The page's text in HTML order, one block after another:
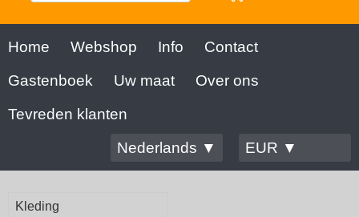
Home Webshop Info
Contact
Gastenboek
Uw maat
Over ons
Tevreden klanten
Nederlands ▼
EUR ▼
Kleding